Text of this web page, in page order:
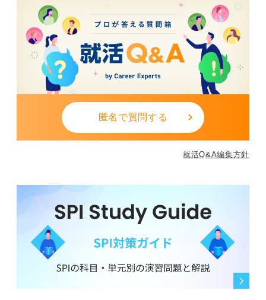
ます。
入社後の意欲と将来の貢献を具体的に伝えることが大切
です。
またSIer・ソフトウェア企業・自社開発など志望先の領
域を早めに整理し、説明会やOB訪問で業務理解を深める
ことも内定への最も近道です。
文系でも準備次第で十分にSE職を目指せます。
匿名で質問する
就活Q&A編集方針